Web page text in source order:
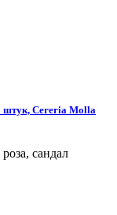
штук, Cereria Molla
сандал